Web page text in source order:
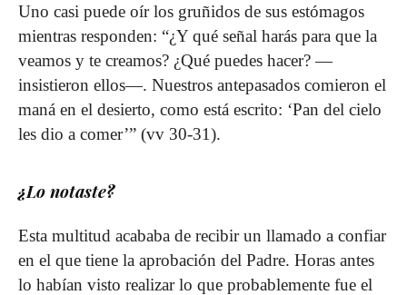
Uno casi puede oír los gruñidos de sus estómagos
mientras responden: “¿Y qué señal harás para que la
veamos y te creamos? ¿Qué puedes hacer? —
insistieron ellos—. Nuestros antepasados comieron el
maná en el desierto, como está escrito: ‘Pan del cielo
les dio a comer’” (vv 30-31).
¿Lo notaste?
Esta multitud acababa de recibir un llamado a confiar
en el que tiene la aprobación del Padre. Horas antes
lo habían visto realizar lo que probablemente fue el